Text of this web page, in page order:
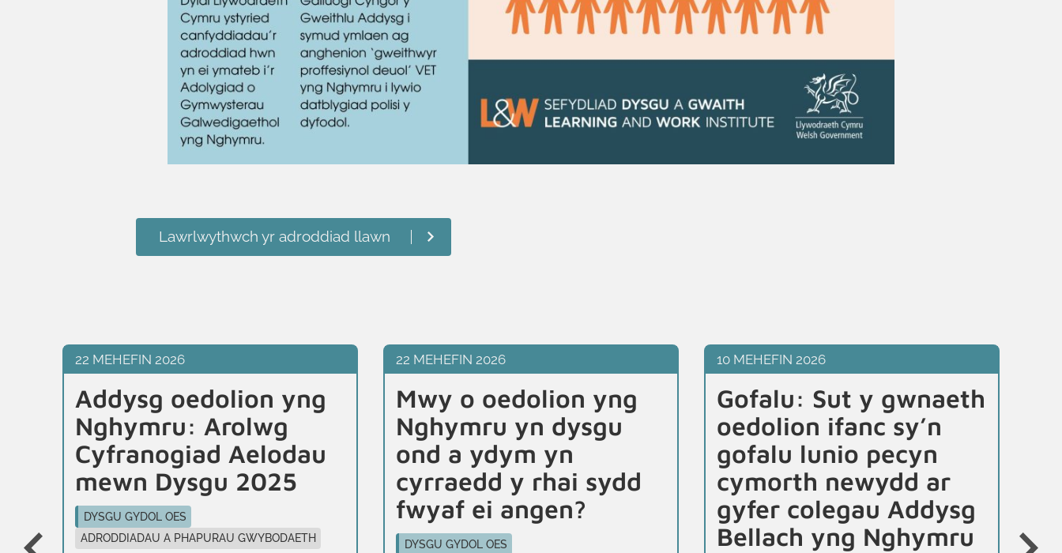
Lawrlwythwch yr adroddiad llawn
22 MEHEFIN 2026
Addysg oedolion yng
Nghymru: Arolwg
Cyfranogiad Aelodau
mewn Dysgu 2025
DYSGU GYDOL OES
ADRODDIADAU A PHAPURAU GWYBODAETH
22 MEHEFIN 2026
Mwy o oedolion yng
Nghymru yn dysgu
ond a ydym yn
cyrraedd y rhai sydd
fwyaf ei angen?
DYSGU GYDOL OES
10 MEHEFIN 2026
Gofalu: Sut y gwnaeth
oedolion ifanc sy’n
gofalu lunio pecyn
cymorth newydd ar
gyfer colegau Addysg
Bellach yng Nghymru